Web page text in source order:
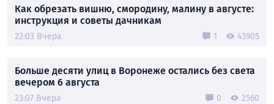
Как обрезать вишню, смородину, малину в августе:
инструкция и советы дачникам
22:03 Вчера 1 43905
Больше десяти улиц в Воронеже остались без света
вечером 6 августа
23:07 Вчера 0 2560